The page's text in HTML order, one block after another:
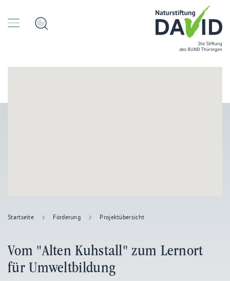
Startseite Förderung Projektübersicht
Vom "Alten Kuhstall" zum Lernort
für Umweltbildung